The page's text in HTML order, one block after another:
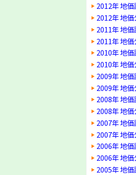
2012年 地価
2012年 地価
2011年 地価
2011年 地価
2010年 地価
2010年 地価
2009年 地価
2009年 地価
2008年 地価
2008年 地価
2007年 地価
2007年 地価
2006年 地価
2006年 地価
2005年 地価